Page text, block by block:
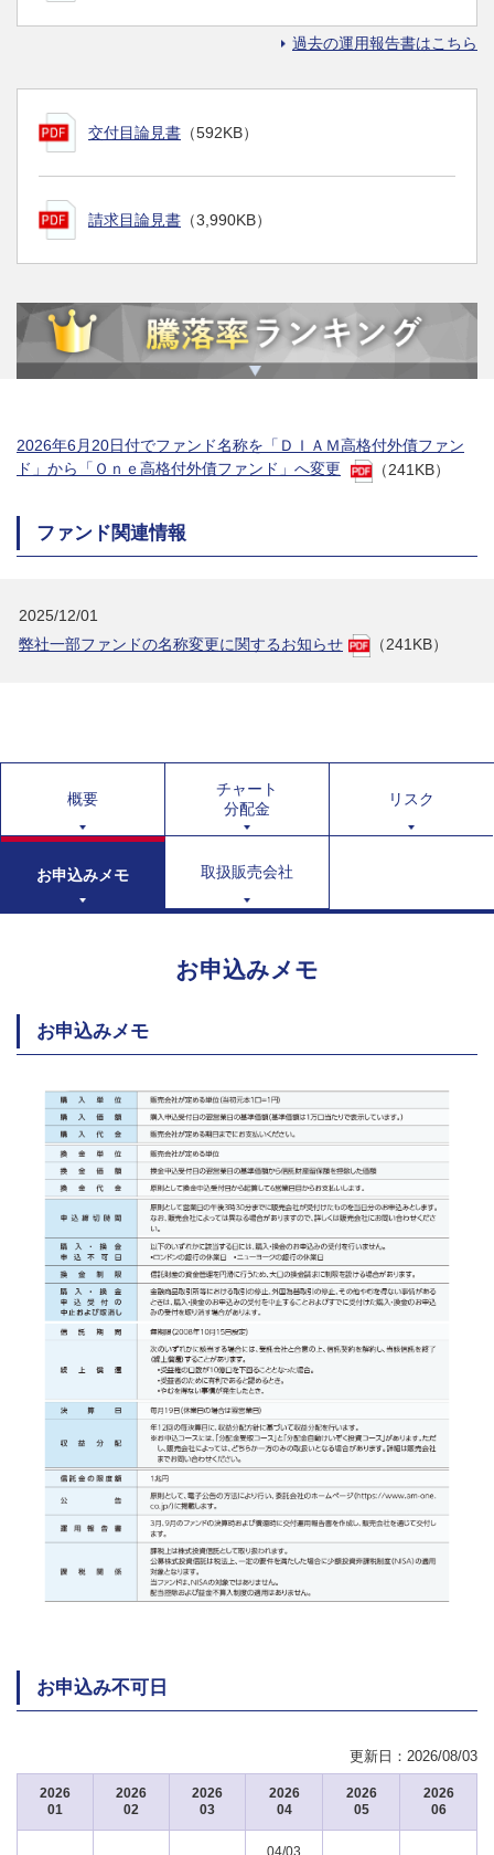
過去の運用報告書はこちら
交付目論見書 （592KB）
請求目論見書 （3,990KB）
2026年6月20日付でファンド名称を「ＤＩＡＭ高格付外債ファン
ド」から「Ｏｎｅ高格付外債ファンド」へ変更
（241KB）
ファンド関連情報
2025/12/01
弊社一部ファンドの名称変更に関するお知らせ
（241KB）
概要
チャート
分配金
リスク
お申込みメモ 取扱販売会社
お申込みメモ
お申込みメモ
お申込み不可日
更新日： 2026/08/03
2026
01
2026
02
2026
03
2026
04
2026
05
2026
06
04/03